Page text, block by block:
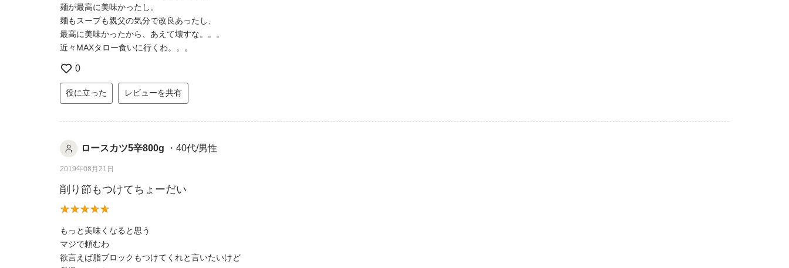
麺が最高に美味かったし。
麺もスープも親父の気分で改良あったし、
最高に美味かったから、あえて壊すな。。。
近々MAXタロー食いに行くわ。。。
0
役に立った レビューを共有
ロースカツ5辛800g ・40代/男性
2019年08月21日
削り節もつけてちょーだい
もっと美味くなると思う
マジで頼むわ
欲言えば脂ブロックもつけてくれと言いたいけど